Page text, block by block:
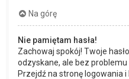
Na górę
Nie pamiętam hasła!
Zachowaj spokój! Twoje
odzyskane, ale bez
Przejdź na stronę logowania